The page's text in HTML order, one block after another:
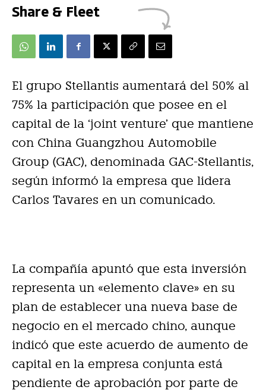
Share & Fleet
El grupo Stellantis aumentará del 50% al
75% la participación que posee en el
capital de la ‘joint venture’ que mantiene
con China Guangzhou Automobile
Group (GAC), denominada GAC-Stellantis,
según informó la empresa que lidera
Carlos Tavares en un comunicado.
La compañía apuntó que esta inversión
representa un «elemento clave» en su
plan de establecer una nueva base de
negocio en el mercado chino, aunque
indicó que este acuerdo de aumento de
capital en la empresa conjunta está
pendiente de aprobación por parte de